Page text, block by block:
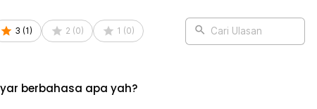
3 (1) 2 (0) 1 (0) Cari Ulasan
berbahasa apa yah?